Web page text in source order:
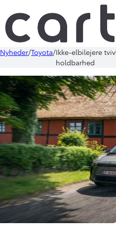
Nyheder Toyota Ikke-elbilejere
holdbarhed